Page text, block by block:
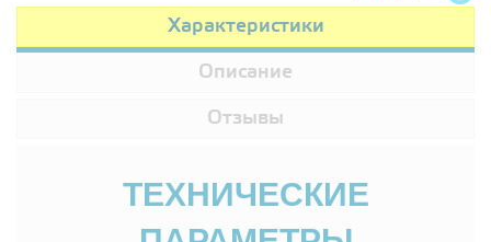
Характеристики
Описание
Отзывы
ТЕХНИЧЕСКИЕ